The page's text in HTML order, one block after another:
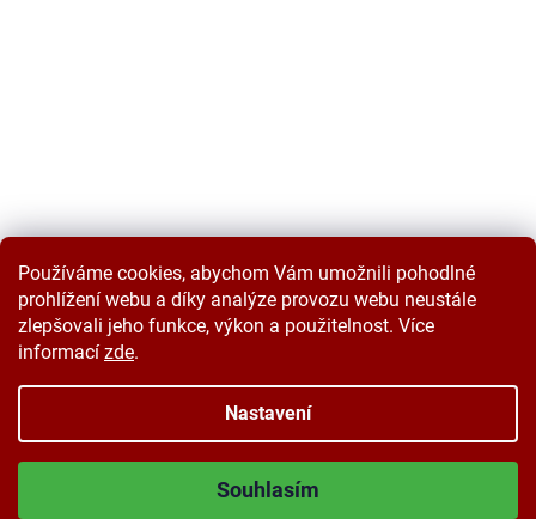
Používáme cookies, abychom Vám umožnili pohodlné
prohlížení webu a díky analýze provozu webu neustále
zlepšovali jeho funkce, výkon a použitelnost. Více
informací zde.
Nastavení
Souhlasím
Upravit nastavení cookies